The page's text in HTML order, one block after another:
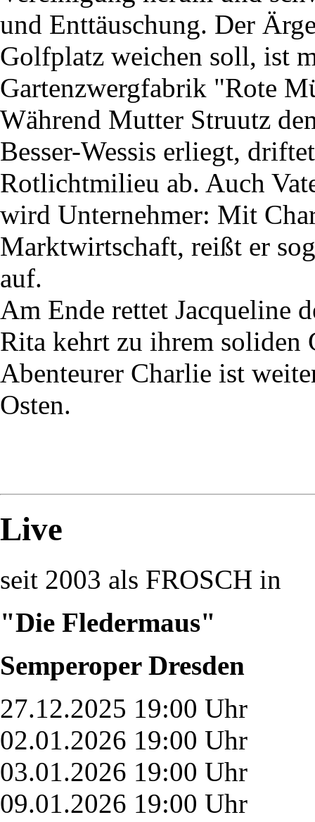
und Enttäuschung. Der
Golfplatz weichen soll, ist
Gartenzwergfabrik "Rote
Während Mutter Struutz
Besser-Wessis erliegt,
Rotlichtmilieu ab. Auch
wird Unternehmer: Mit
Marktwirtschaft, reißt er
auf.
Am Ende rettet Jacqueline
Rita kehrt zu ihrem soliden
Abenteurer Charlie ist
Osten.
Live
seit 2003 als FROSCH in
"Die Fledermaus"
Semperoper Dresden
27.12.2025 19:00 Uhr
02.01.2026 19:00 Uhr
03.01.2026 19:00 Uhr
09.01.2026 19:00 Uhr